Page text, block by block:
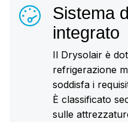
Sistema
integrato
Il Drysolair è
refrigerazione
soddisfa i
È classificato
sulle